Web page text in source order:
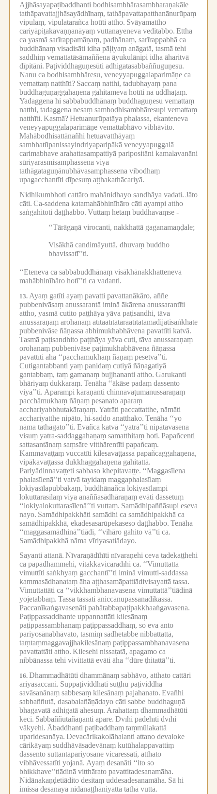
Ajjhāsayapaṭibaddhanti bodhisambhārasambharaṇakāle
tathāpavattajjhāsayādhīnaṃ, tathāpavattapatthanānurūpaṃ
vipulaṃ, vipulatarañca hotīti attho. Svāyamattho
cariyāpiṭakavaṇṇanāyaṃ vuttanayeneva veditabbo. Ettha
ca yasmā sarīrappamāṇaṃ, padhānaṃ, sarīrappabhā ca
buddhānaṃ visadisāti idha pāḷiyaṃ anāgatā, tasmā tehi
saddhiṃ vemattatāsāmaññena āyukulānipi idha āharitvā
dīpitāni. Paṭividdhaguṇesūti adhigatasabbaññuguṇesu.
Nanu ca bodhisambhāresu, veneyyapuggalaparimāṇe ca
vemattaṃ natthīti? Saccaṃ natthi, tadubhayaṃ pana
buddhaguṇaggahaṇena gahitameva hotīti na uddhaṭaṃ.
Yadaggena hi sabbabuddhānaṃ buddhaguṇesu vemattaṃ
natthi, tadaggena nesaṃ sambodhisambhāresupi vemattaṃ
natthīti. Kasmā?Hetuanurūpatāya phalassa, ekanteneva
veneyyapuggalaparimāṇe vemattabhāvo vibhāvito.
Mahābodhisattānañhi hetuavatthāyaṃ
sambhatūpanissayindriyaparipākā veneyyapuggalā
carimabhave arahattasampattiyā paripositāni kamalavanāni
sūriyarasmisamphassena viya
tathāgataguṇānubhāvasamphassena vibodhaṃ
upagacchantīti dīpesuṃ aṭṭhakathācariyā.
Nidhikumbhoti cattāro mahānidhayo sandhāya vadati. Jāto
cāti. Ca-saddena katamahābhinīhāro cāti ayampi attho
saṅgahitoti daṭṭhabbo. Vuttaṃ hetaṃ buddhavaṃse -
‘‘Tārāgaṇā virocanti, nakkhattā gaganamaṇḍale;
Visākhā candimāyuttā, dhuvaṃ buddho
bhavissatī’’ti.
‘‘Eteneva ca sabbabuddhānaṃ visākhānakkhatteneva
mahābhinīhāro hotī’’ti ca vadanti.
13. Ayaṃ gatīti ayaṃ pavatti pavattanākāro, aññe
pubbenivāsaṃ anussarantā iminā ākārena anussarantīti
attho, yasmā cutito paṭṭhāya yāva paṭisandhi, tāva
anussaraṇaṃ ārohanaṃ atītaatītataraatītatamādijātisaṅkhāte
pubbenivāse ñāṇassa abhimukhabhāvena pavattīti katvā.
Tasmā paṭisandhito paṭṭhāya yāva cuti, tāva anussaraṇaṃ
orohanaṃ pubbenivāse paṭimukhabhāvena ñāṇassa
pavattīti āha ‘‘pacchāmukhaṃ ñāṇaṃ pesetvā’’ti.
Cutigantabbanti yaṃ panidaṃ cutiyā ñāṇagatiyā
gantabbaṃ, taṃ gamanaṃ bujjhananti attho. Garukanti
bhāriyaṃ dukkaraṃ. Tenāha ‘‘ākāse padaṃ dassento
viyā’’ti. Aparampi kāraṇanti chinnavaṭumānussaraṇaṃ
pacchāmukhaṃ ñāṇaṃ pesanato aparaṃ
acchariyabbhutakāraṇaṃ. Yatrāti paccattatthe, nāmāti
acchariyatthe nipāto, hi-saddo anatthako. Tenāha ‘‘yo
nāma tathāgato’’ti. Evañca katvā ‘‘yatrā’’ti nipātavasena
visuṃ yatra-saddaggahaṇaṃ samatthitaṃ hoti. Papañcenti
sattasantānaṃ saṃsāre vitthārentīti papañcaṃ.
Kammavaṭṭaṃ vuccatīti kilesavaṭṭassa papañcaggahaṇena,
vipākavaṭṭassa dukkhaggahaṇena gahitattā.
Pariyādinnavaṭṭeti sabbaso khepitavaṭṭe. ‘‘Maggasīlena
phalasīlenā’’ti vatvā tayidaṃ maggaphalasīlaṃ
lokiyasīlapubbakaṃ, buddhānañca lokiyasīlampi
lokuttarasīlaṃ viya anaññasādhāraṇaṃ evāti dassetuṃ
‘‘lokiyalokuttarasīlenā’’ti vuttaṃ. Samādhipaññāsupi eseva
nayo. Samādhipakkhāti samādhi ca samādhipakkhā ca
samādhipakkhā, ekadesasarūpekaseso daṭṭhabbo. Tenāha
‘‘maggasamādhinā’’tiādi, ‘‘vihāro gahito vā’’ti ca.
Samādhipakkhā nāma vīriyasatiādayo.
Sayanti attanā. Nīvaraṇādīhīti nīvaraṇehi ceva tadekaṭṭhehi
ca pāpadhammehi, vitakkavicārādīhi ca. ‘‘Vimuttattā
vimuttīti saṅkhyaṃ gacchantī’’ti iminā vimutti-saddassa
kammasādhanataṃ āha aṭṭhasamāpattiādivisayattā tassa.
Vimuttattāti ca ‘‘vikkhambhanavasena vimuttattā’’tiādinā
yojetabbaṃ. Tassa tassāti aniccānupassanādikassa.
Paccanīkaṅgavasenāti pahātabbapaṭipakkhaaṅgavasena.
Paṭippassaddhante uppannattāti kilesānaṃ
paṭippassambhanaṃ paṭippassaddhaṃ, so eva anto
pariyosānabhāvato, tasmiṃ sādhetabbe nibbattattā,
taṃtaṃmaggavajjhakilesānaṃ paṭippassambhanavasena
pavattattāti attho. Kilesehi nissaṭatā, apagamo ca
nibbānassa tehi vivittattā evāti āha ‘‘dūre ṭhitattā’’ti.
16. Dhammadhātūti dhammānaṃ sabhāvo, atthato cattāri
ariyasaccāni. Suppaṭividdhāti suṭṭhu paṭividdhā
savāsanānaṃ sabbesaṃ kilesānaṃ pajahanato. Evañhi
sabbaññutā, dasabalañāṇādayo cāti sabbe buddhaguṇā
bhagavatā adhigatā ahesuṃ. Arahattaṃ dhammadhātūti
keci. Sabbaññutañāṇanti apare. Dvīhi padehīti dvīhi
vākyehi. Ābaddhanti paṭibaddhaṃ taṃmūlakattā
uparidesanāya. Devacārikakolāhalanti attano devaloke
cārikāyaṃ suddhāvāsadevānaṃ kutūhalappavattiṃ
dassento suttantapariyosāne vicāressati, atthato
vibhāvessatīti yojanā. Ayaṃ desanāti ‘‘ito so
bhikkhave’’tiādinā vitthārato pavattitadesanamāha.
Nidānakaṇḍetiādito desitaṃ uddesadesanamāha. Sā hi
imissā desanāya nidānaṭṭhāniyattā tathā vuttā.